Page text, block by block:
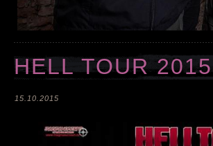
HELL TOUR 2015
15.10.2015